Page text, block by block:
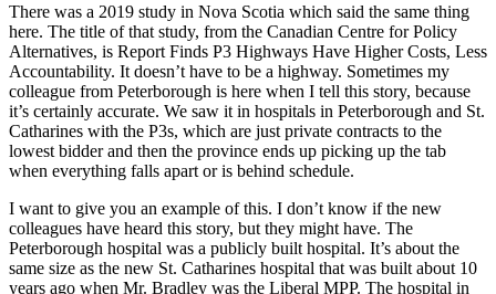
There was a 2019 study in Nova Scotia which said the same thing
here. The title of that study, from the Canadian Centre for Policy
Alternatives, is Report Finds P3 Highways Have Higher Costs, Less
Accountability. It doesn’t have to be a highway. Sometimes my
colleague from Peterborough is here when I tell this story, because
it’s certainly accurate. We saw it in hospitals in Peterborough and St.
Catharines with the P3s, which are just private contracts to the
lowest bidder and then the province ends up picking up the tab
when everything falls apart or is behind schedule.
I want to give you an example of this. I don’t know if the new
colleagues have heard this story, but they might have. The
Peterborough hospital was a publicly built hospital. It’s about the
same size as the new St. Catharines hospital that was built about 10
years ago when Mr. Bradley was the Liberal MPP. The hospital in